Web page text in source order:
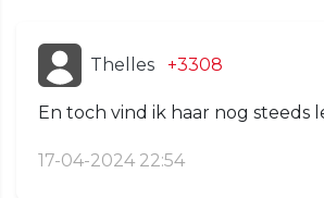
Thelles +3308
En toch vind ik haar nog steeds
17-04-2024 22:54